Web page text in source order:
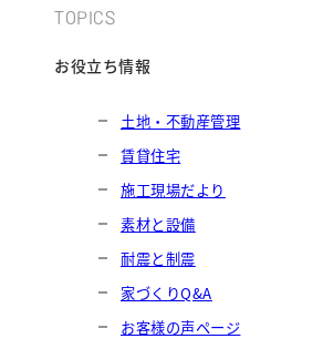
TOPICS
お役立ち情報
土地・不動産管理
賃貸住宅
施工現場だより
素材と設備
耐震と制震
家づくりQ&A
お客様の声ページ